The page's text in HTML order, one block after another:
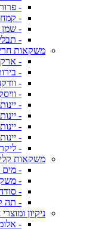
-
- קמח
- שמן
-
משקאות
- ארק
-
-
-
-
-
-
-
-
משקאות
- מים
-
-
- תה
ניקיון
-